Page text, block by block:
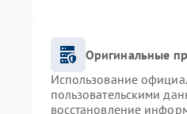
Оригинальные
Использование
пользовательскими
восстановление